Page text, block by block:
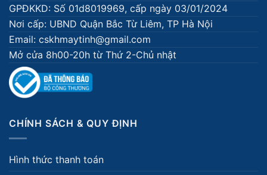
GPĐKKD: Số 01d8019969, cấp ngày 03/01/2024
Nơi cấp: UBND Quận Bắc Từ Liêm, TP Hà Nội
Email: cskhmaytinh@gmail.com
Mở cửa 8h00-20h từ Thứ 2-Chủ nhật
CHÍNH SÁCH & QUY ĐỊNH
Hình thức thanh toán